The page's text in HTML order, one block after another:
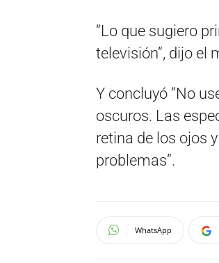
“Lo que sugiero
televisión”, dijo el
Y concluyó “No
oscuros. Las
retina de los ojos
problemas”.
WhatsApp